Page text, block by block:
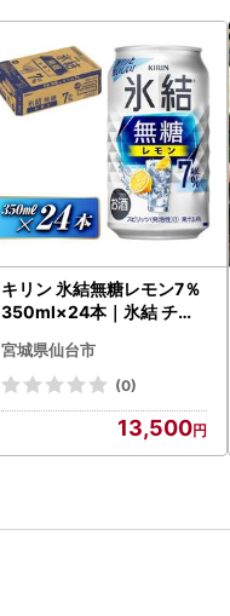
キリン 氷結無糖レモン7％
350ml×24本｜氷結 チュ
宮城県仙台市
(0)
13,500